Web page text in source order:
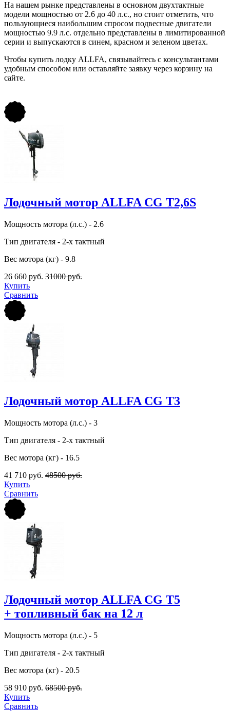
Лодочный мотор ALLFA CG T2,6S
Мощность мотора (л.с.) - 2.6
Тип двигателя - 2-х тактный
Вес мотора (кг) - 9.8
26 660 руб. 31000 руб.
Купить
Сравнить
Лодочный мотор ALLFA CG T3
Мощность мотора (л.с.) - 3
Тип двигателя - 2-х тактный
Вес мотора (кг) - 16.5
41 710 руб. 48500 руб.
Купить
Сравнить
Лодочный мотор ALLFA CG T5
+ топливный бак на 12 л
Мощность мотора (л.с.) - 5
Тип двигателя - 2-х тактный
Вес мотора (кг) - 20.5
58 910 руб. 68500 руб.
Купить
Сравнить
На нашем рынке представлены в основном двухтактные
модели мощностью от 2.6 до 40 л.с., но стоит отметить, что
пользующиеся наибольшим спросом подвесные двигатели
мощностью 9.9 л.с. отдельно представлены в лимитированной
серии и выпускаются в синем, красном и зеленом цветах.
Чтобы купить лодку ALLFA, связывайтесь с консультантами
удобным способом или оставляйте заявку через корзину на
сайте.